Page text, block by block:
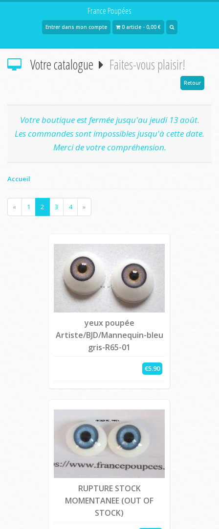
France Poupées
Entrer dans mon compte 0 article - 0,00 €
Votre catalogue Faites-vous plaisir!
Retour
Votre boutique est fermée jusqu'au jeudi 13 août.
Les commandes sont impossibles jusqu'à cette date.
Merci de votre compréhension.
Accueil
« 1 2 3 4 »
yeux poupée
Artiste/BJD/Mannequin-bleu
gris-R65-01
€5.90
RUPTURE STOCK
MOMENTANEE (OUT OF
STOCK)